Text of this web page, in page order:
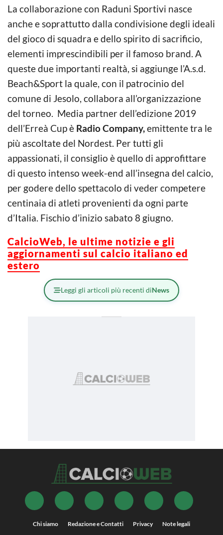
La collaborazione con Raduni Sportivi nasce
anche e soprattutto dalla condivisione degli ideali
del gioco di squadra e dello spirito di sacrificio,
elementi imprescindibili per il famoso brand. A
queste due importanti realtà, si aggiunge l’A.s.d.
Beach&Sport la quale, con il patrocinio del
comune di Jesolo, collabora all’organizzazione
del torneo. Media partner dell’edizione 2019
dell’Erreà Cup è Radio Company,emittente tra le
più ascoltate del Nordest. Per tutti gli
appassionati, il consiglio è quello di approfittare
di questo intenso week-end all’insegna del calcio,
per godere dello spettacolo di veder competere
centinaia di atleti provenienti da ogni parte
d’Italia. Fischio d’inizio sabato 8 giugno.
CalcioWeb, le ultime notizie e gli
aggiornamenti sul calcio italiano ed
estero
Leggi gli articoli più recenti diNews
Chi siamo Redazione e Contatti Privacy Note legali